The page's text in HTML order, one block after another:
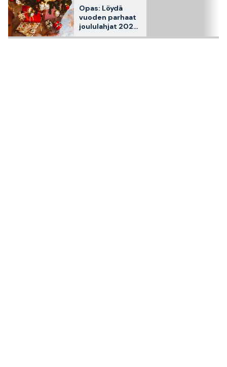
Opas: Löydä
vuoden parhaat
joululahjat 2026
Stayprolta